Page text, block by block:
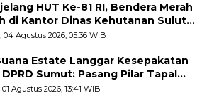
HUT Ke-81 RI, Bendera Merah
di Kantor Dinas Kehutanan Sulut
Warga
04 Agustus 2026, 05:36 WIB
Estate Langgar Kesepakatan
DPRD Sumut: Pasang Pilar Tapal
Sepihak Tanpa Libatkan
Agustus 2026, 13:41 WIB